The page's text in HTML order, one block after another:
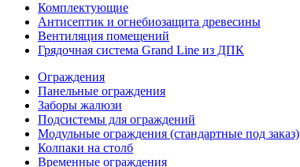
Комплектующие
Антисептик и огнебиозащита древесины
Вентиляция помещений
Грядочная система Grand Line из ДПК
Ограждения
Панельные ограждения
Заборы жалюзи
Подсистемы для ограждений
Модульные ограждения (стандартные под заказ)
Колпаки на столб
Временные ограждения